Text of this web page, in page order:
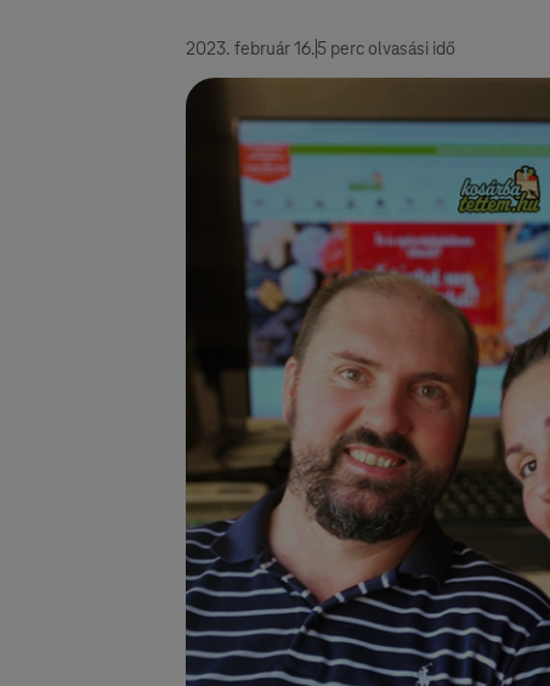
2023. február 16.5 perc olvasási idő